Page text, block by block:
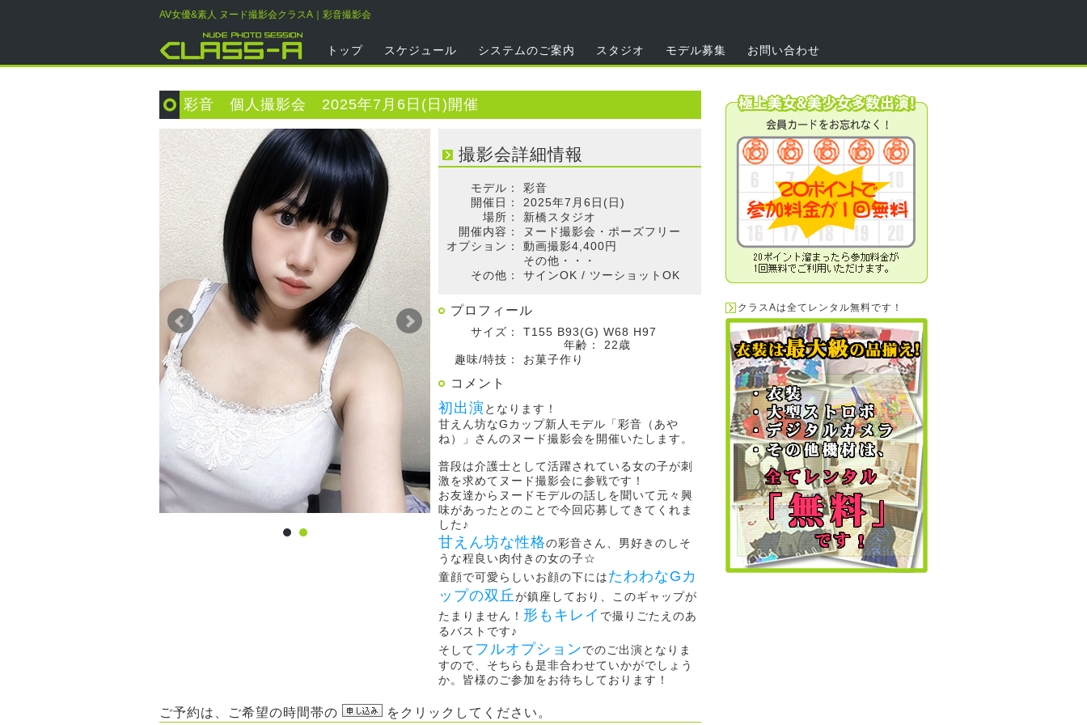
AV女優&素人 ヌード撮影会クラスA｜彩音撮影会
トップ スケジュール システムのご案内 スタジオ モデル募集 お問い合わせ
彩音 個人撮影会 2025年7月6日(日)開催
撮影会詳細情報
モデル：
彩音
開催日：
2025年7月6日(日)
場所：
新橋スタジオ
開催内容：
ヌード撮影会・ポーズフリー
オプション：
動画撮影4,400円
その他・・・
その他：
サインOK / ツーショットOK
プロフィール
サイズ：
T155 B93(G) W68 H97
年齢：
22歳
趣味/特技：
お菓子作り
コメント
初出演 となります！
甘えん坊なGカップ新人モデル「彩音（あや
ね）」さんのヌード撮影会を開催いたします。
普段は介護士として活躍されている女の子が刺
激を求めてヌード撮影会に参戦です！
お友達からヌードモデルの話しを聞いて元々興
味があったとのことで今回応募してきてくれま
した♪
甘えん坊な性格の彩音さん、男好きのしそ
うな程良い肉付きの女の子☆
童顔で可愛らしいお顔の下にはたわわなGカ
ップの双丘が鎮座しており、このギャップが
たまりません！ 形もキレイ で撮りごたえのあ
るバストです♪
そして フルオプションでのご出演となりま
すので、そちらも是非合わせていかがでしょう
か。皆様のご参加をお待ちしております！
ご予約は、ご希望の時間帯の をクリックしてください。
クラスAは全てレンタル無料です！